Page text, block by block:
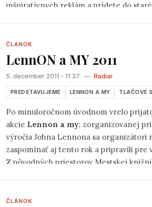
inšpiratívnych reklám a prídete do
pretože ich do Bratislavy nikto nepozve
okremHudobnej spoločnosti Gran
ČLÁNOK
LennON a MY 2011
5. december 2011 - 11:37 — Radiar
PREDSTAVUJEME LENNON A MY TLAČOVÉ
Po minuloročnom úvodnom vrelo
akcie Lennon a my; zorganizovanej
výročia Johna Lennona sa organizátori
zaspomínať aj tento rok a pripravili pre
Z pôvodných priestorov Mestskej
7.12.2011 od 17:00.
ČLÁNOK